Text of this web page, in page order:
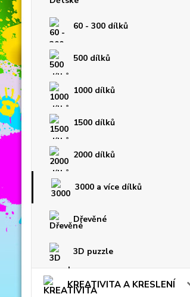
60 - 300 dílků
500 dílků
1000 dílků
1500 dílků
2000 dílků
3000 a více dílků
Dřevěné
3D puzzle
KREATIVITA A KRESLENÍ